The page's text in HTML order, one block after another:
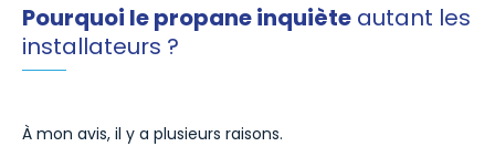
Pourquoi le propane inquiète autant les
installateurs ?
À mon avis, il y a plusieurs raisons.